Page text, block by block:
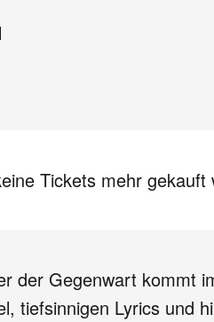
Tickets mehr gekauft
der Gegenwart kommt
tiefsinnigen Lyrics und